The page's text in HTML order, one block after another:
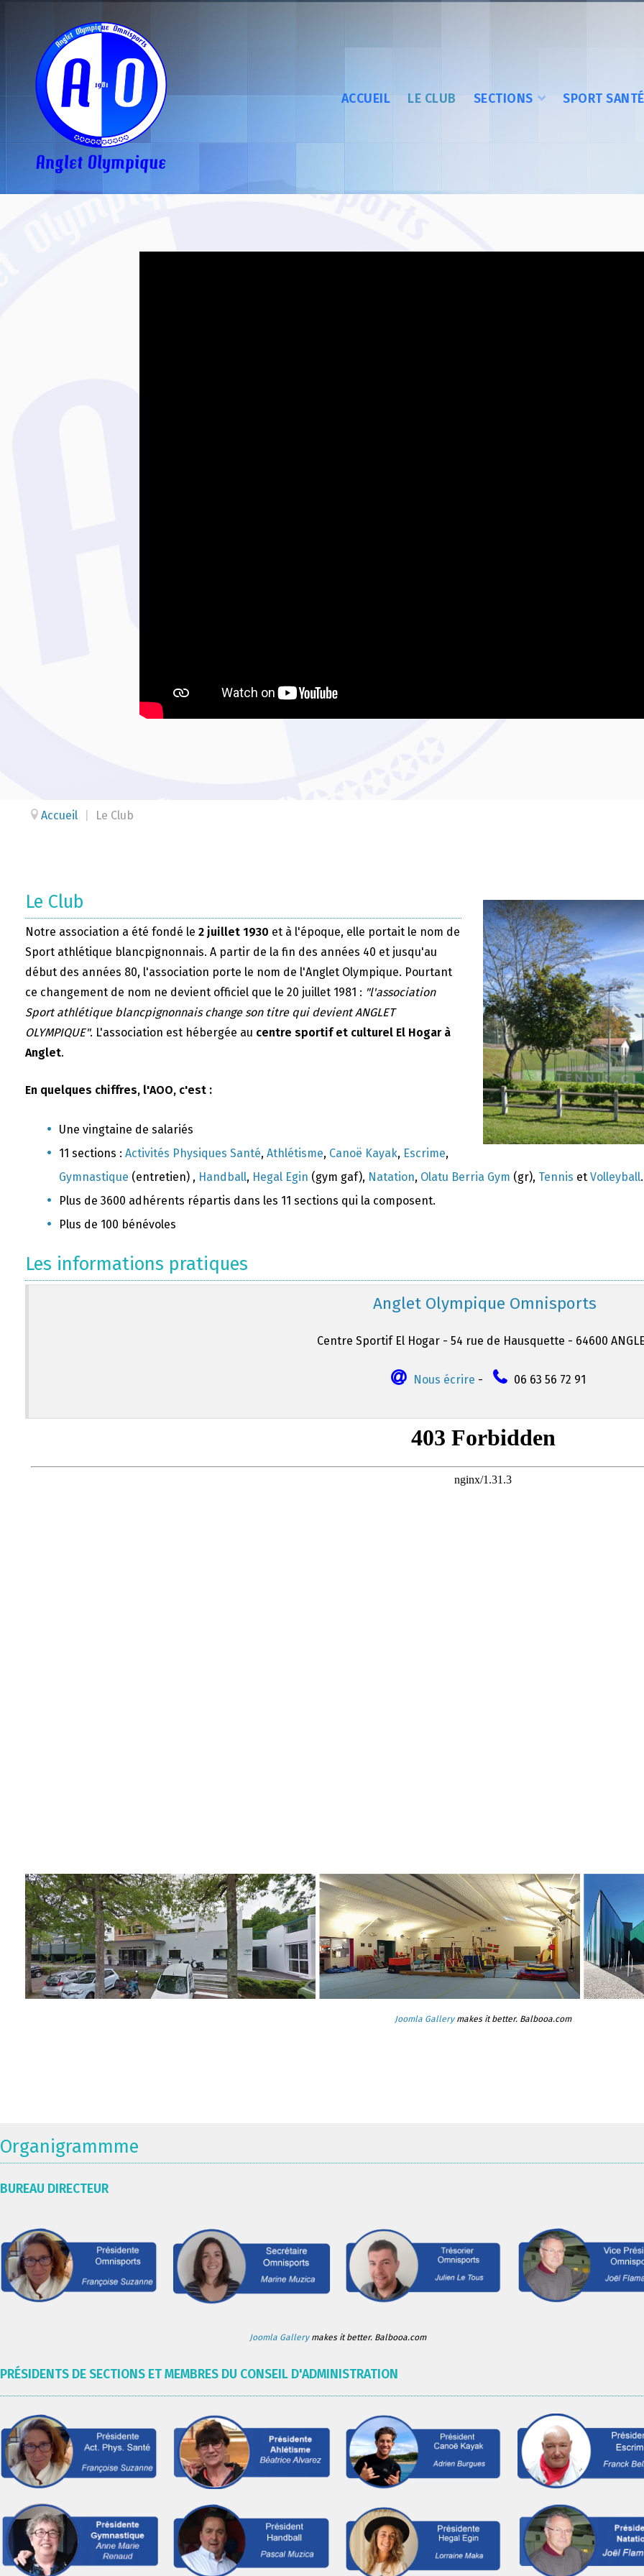
ACCUEIL LE CLUB SECTIONS SPORT SANTÉ
Accueil Le Club
Le Club
Notre association a été fondé le 2 juillet 1930 et à l'époque, elle portait le nom de
Sport athlétique blancpignonnais. A partir de la fin des années 40 et jusqu'au
début des années 80, l'association porte le nom de l'Anglet Olympique. Pourtant
ce changement de nom ne devient officiel que le 20 juillet 1981 : "l'association
Sport athlétique blancpignonnais change son titre qui devient ANGLET
OLYMPIQUE". L'association est hébergée au centre sportif et culturel El Hogar à
Anglet.
En quelques chiffres, l'AOO, c'est :
Une vingtaine de salariés
11 sections : Activités Physiques Santé, Athlétisme, Canoë Kayak, Escrime,
Gymnastique (entretien) , Handball, Hegal Egin (gym gaf), Natation, Olatu Berria Gym (gr), Tennis et Volleyball.
Plus de 3600 adhérents répartis dans les 11 sections qui la composent.
Plus de 100 bénévoles
Les informations pratiques
Anglet Olympique Omnisports
Centre Sportif El Hogar - 54 rue de Hausquette - 64600
Nous écrire - 06 63 56 72 91
Joomla Gallerymakes it better. Balbooa.com
Organigrammme
BUREAU DIRECTEUR
Joomla Gallerymakes it better. Balbooa.com
PRÉSIDENTS DE SECTIONS ET MEMBRES DU CONSEIL D'ADMINISTRATION